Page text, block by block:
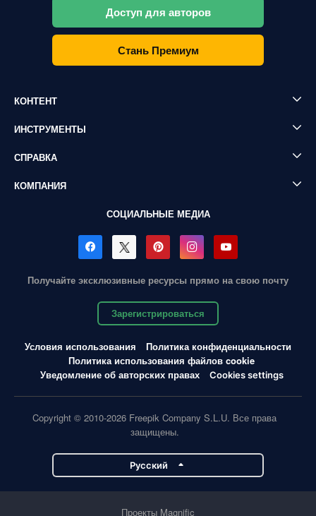
Доступ для авторов
Стань Премиум
КОНТЕНТ
ИНСТРУМЕНТЫ
СПРАВКА
КОМПАНИЯ
СОЦИАЛЬНЫЕ МЕДИА
Получайте эксклюзивные ресурсы прямо на свою почту
Зарегистрироваться
Условия использования
Политика конфиденциальности
Политика использования файлов cookie
Уведомление об авторских правах
Cookies settings
Copyright © 2010-2026 Freepik Company S.L.U. Все права
защищены.
Pусский
Проекты Magnific